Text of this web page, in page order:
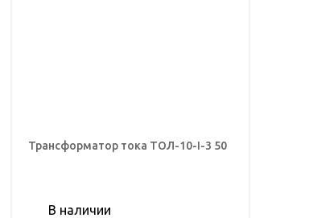
Трансформатор тока ТОЛ-10-I-3 50
В наличии